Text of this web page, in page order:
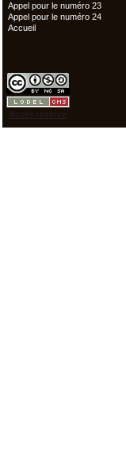
Appel pour le numéro 23
Appel pour le numéro 24
Accueil
Accès réservé